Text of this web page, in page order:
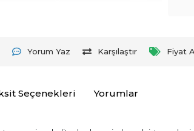
Yorum Yaz Karşılaştır Fiyat
Seçenekleri Yorumlar